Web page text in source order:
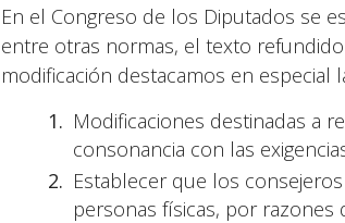
En el Congreso de los Diputados se
entre otras normas, el texto
modificación destacamos en especial
Modificaciones destinadas a
consonancia con las
Establecer que los
personas físicas, por